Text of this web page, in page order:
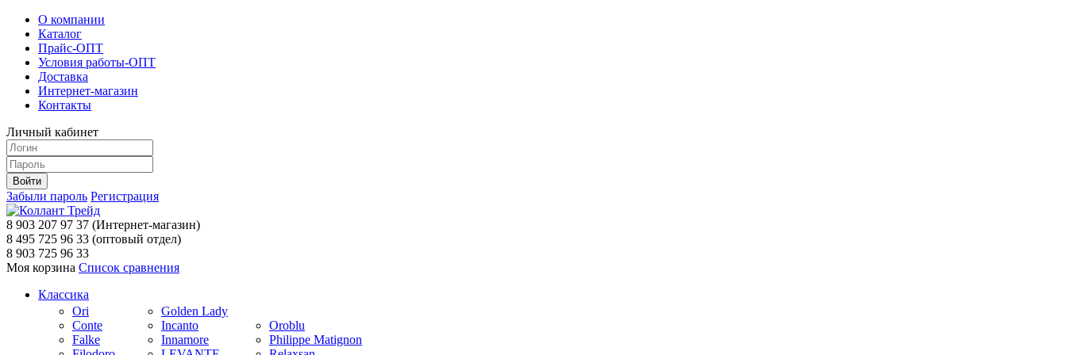
О компании
Каталог
Прайс-ОПТ
Условия работы-ОПТ
Доставка
Интернет-магазин
Контакты
Личный кабинет
Забыли пароль Регистрация
8 903 207 97 37 (Интернет-магазин)
8 495 725 96 33 (оптовый отдел)
8 903 725 96 33
Моя корзина Список сравнения
Классика
Ori
Conte
Falke
Golden Lady
Incanto
Innamore
Oroblu
Philippe Matignon